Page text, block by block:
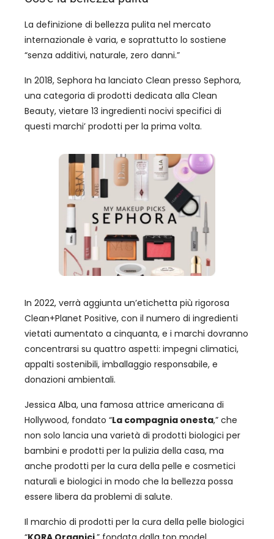
La definizione di bellezza pulita nel mercato
internazionale è varia, e soprattutto lo sostiene
“senza additivi, naturale, zero danni.”
In 2018, Sephora ha lanciato Clean presso Sephora,
una categoria di prodotti dedicata alla Clean
Beauty, vietare 13 ingredienti nocivi specifici di
questi marchi’ prodotti per la prima volta.
In 2022, verrà aggiunta un’etichetta più rigorosa
Clean+Planet Positive, con il numero di ingredienti
vietati aumentato a cinquanta, e i marchi dovranno
concentrarsi su quattro aspetti: impegni climatici,
appalti sostenibili, imballaggio responsabile, e
donazioni ambientali.
Jessica Alba, una famosa attrice americana di
Hollywood, fondato “La compagnia onesta,” che
non solo lancia una varietà di prodotti biologici per
bambini e prodotti per la pulizia della casa, ma
anche prodotti per la cura della pelle e cosmetici
naturali e biologici in modo che la bellezza possa
essere libera da problemi di salute.
Il marchio di prodotti per la cura della pelle biologici